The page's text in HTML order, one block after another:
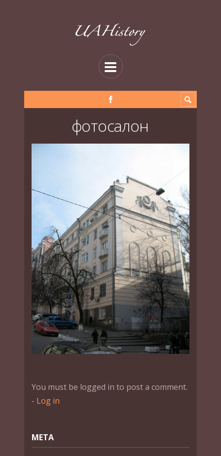
фотосалон
You must be logged in to post a comment.
- Log in
МЕТА